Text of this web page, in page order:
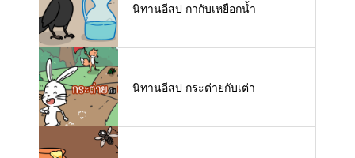
นิทานอีสป กากับเหยือกน้ำ
นิทานอีสป กระต่ายกับเต่า